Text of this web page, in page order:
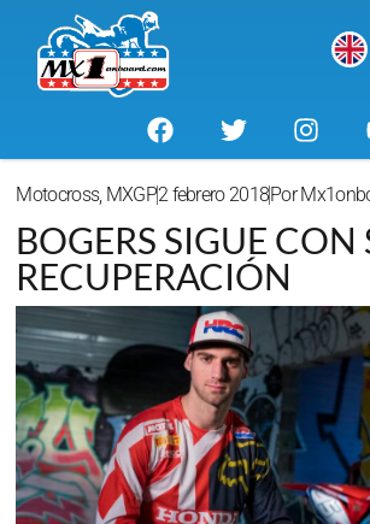
Motocross, MXGP2 febrero 2018Por
BOGERS SIGUE CON
RECUPERACIÓN